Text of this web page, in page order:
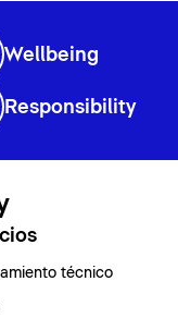
Wellbeing
Responsibility
técnico